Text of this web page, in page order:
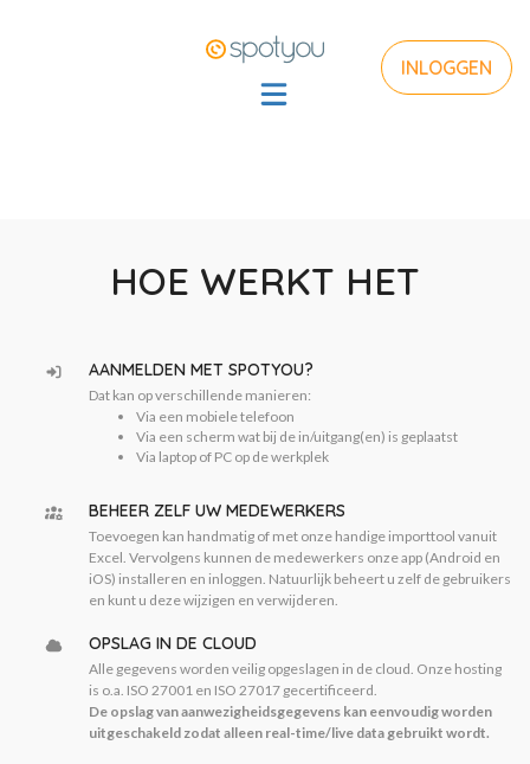
INLOGGEN
HOE WERKT HET
AANMELDEN MET SPOTYOU?
Dat kan op verschillende manieren:
Via een mobiele telefoon
Via een scherm wat bij de in/uitgang(en) is geplaatst
Via laptop of PC op de werkplek
BEHEER ZELF UW MEDEWERKERS
Toevoegen kan handmatig of met onze handige importtool vanuit
Excel. Vervolgens kunnen de medewerkers onze app (Android en
iOS) installeren en inloggen. Natuurlijk beheert u zelf de gebruikers
en kunt u deze wijzigen en verwijderen.
OPSLAG IN DE CLOUD
Alle gegevens worden veilig opgeslagen in de cloud. Onze hosting
is o.a. ISO 27001 en ISO 27017 gecertificeerd.
De opslag van aanwezigheidsgegevens kan eenvoudig worden
uitgeschakeld zodat alleen real-time/live data gebruikt wordt.